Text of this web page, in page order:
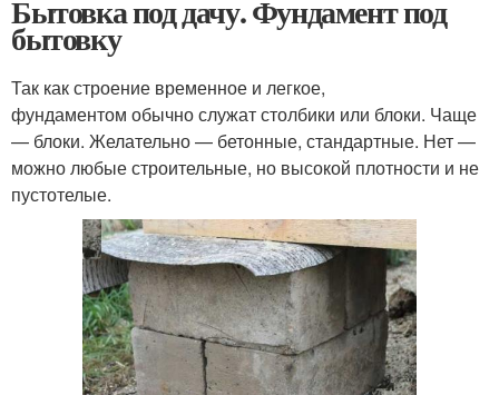
Бытовка под дачу. Фундамент под
бытовку
Так как строение временное и легкое,
фундаментом обычно служат столбики или блоки. Чаще
— блоки. Желательно — бетонные, стандартные. Нет —
можно любые строительные, но высокой плотности и не
пустотелые.